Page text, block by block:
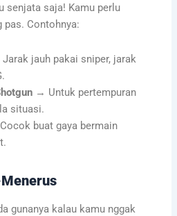
senjata saja! Kamu perlu
pas. Contohnya:
jauh pakai sniper, jarak
→ Untuk pertempuran
situasi.
buat gaya bermain
gunanya kalau kamu nggak